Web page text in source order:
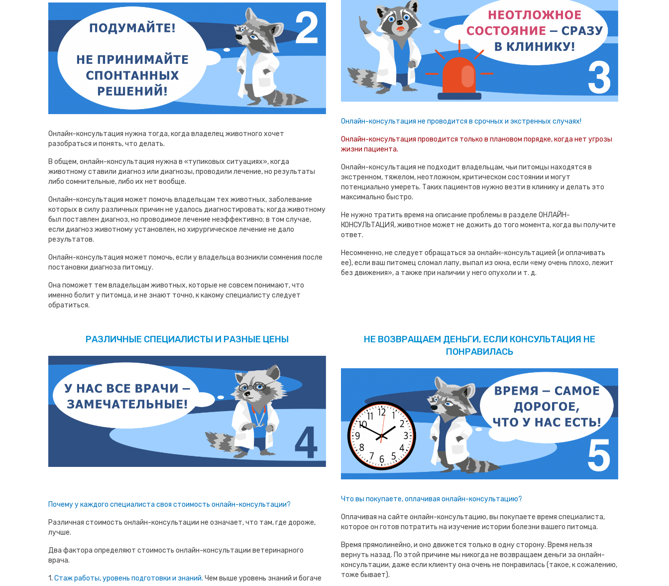
Онлайн-консультация нужна тогда, когда владелец животного хочет
разобраться и понять, что делать.
В общем, онлайн-консультация нужна в «тупиковых ситуациях», когда
животному ставили диагноз или диагнозы, проводили лечение, но результаты
либо сомнительные, либо их нет вообще.
Онлайн-консультация может помочь владельцам тех животных, заболевание
которых в силу различных причин не удалось диагностировать; когда животному
был поставлен диагноз, но проводимое лечение неэффективно; в том случае,
если диагноз животному установлен, но хирургическое лечение не дало
результатов.
Онлайн-консультация может помочь, если у владельца возникли сомнения после
постановки диагноза питомцу.
Она поможет тем владельцам животных, которые не совсем понимают, что
именно болит у питомца, и не знают точно, к какому специалисту следует
обратиться.
Онлайн-консультация не проводится в срочных и экстренных случаях!
Онлайн-консультация проводится только в плановом порядке, когда нет угрозы
жизни пациента.
Онлайн-консультация не подходит владельцам, чьи питомцы находятся в
экстренном, тяжелом, неотложном, критическом состоянии и могут
потенциально умереть. Таких пациентов нужно везти в клинику и делать это
максимально быстро.
Не нужно тратить время на описание проблемы в разделе ОНЛАЙН-
КОНСУЛЬТАЦИЯ, животное может не дожить до того момента, когда вы получите
ответ.
Несомненно, не следует обращаться за онлайн-консультацией (и оплачивать
ее), если ваш питомец сломал лапу, выпал из окна, если «ему очень плохо, лежит
без движения», а также при наличии у него опухоли и т. д.
РАЗЛИЧНЫЕ СПЕЦИАЛИСТЫ И РАЗНЫЕ ЦЕНЫ
Почему у каждого специалиста своя стоимость онлайн-консультации?
Различная стоимость онлайн-консультации не означает, что там, где дороже,
лучше.
Два фактора определяют стоимость онлайн-консультации ветеринарного
врача.
1. Стаж работы, уровень подготовки и знаний. Чем выше уровень знаний и богаче
НЕ ВОЗВРАЩАЕМ ДЕНЬГИ, ЕСЛИ КОНСУЛЬТАЦИЯ НЕ
ПОНРАВИЛАСЬ
Что вы покупаете, оплачивая онлайн-консультацию?
Оплачивая на сайте онлайн-консультацию, вы покупаете время специалиста,
которое он готов потратить на изучение истории болезни вашего питомца.
Время прямолинейно, и оно движется только в одну сторону. Время нельзя
вернуть назад. По этой причине мы никогда не возвращаем деньги за онлайн-
консультации, даже если клиенту она очень не понравилась (такое, к сожалению,
тоже бывает).